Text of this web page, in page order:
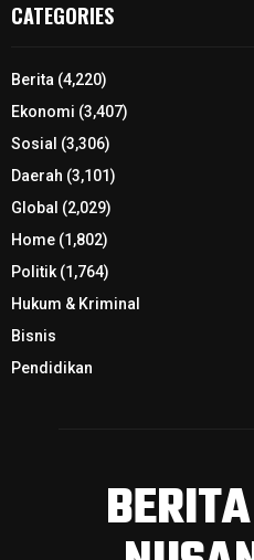
CATEGORIES
Berita (4,220)
Ekonomi (3,407)
Sosial (3,306)
Daerah (3,101)
Global (2,029)
Home (1,802)
Politik(1,764)
Hukum & Kriminal
Bisnis
Pendidikan